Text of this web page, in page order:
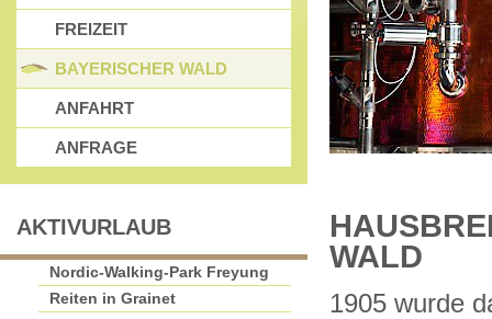
FREIZEIT
BAYERISCHER WALD
ANFAHRT
ANFRAGE
AKTIVURLAUB
Nordic-Walking-Park Freyung
Reiten in Grainet
WALD
1905 wurde